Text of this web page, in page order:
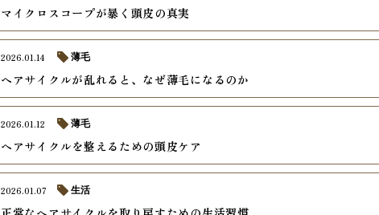
マイクロスコープが暴く頭皮の真実
ヘアサイクルが乱れると、なぜ薄毛になるのか
2026.01.14 薄毛
ヘアサイクルを整えるための頭皮ケア
2026.01.12 薄毛
2026.01.07 生活